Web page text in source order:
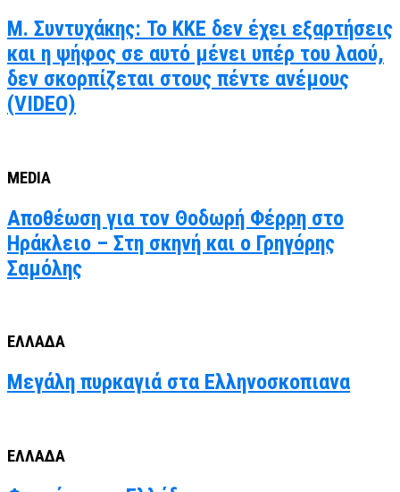
Μ. Συντυχάκης: Το ΚΚΕ δεν έχει εξαρτήσεις
και η ψήφος σε αυτό μένει υπέρ του λαού,
δεν σκορπίζεται στους πέντε ανέμους
(VIDEO)
MEDIA
Αποθέωση για τον Θοδωρή Φέρρη στο
Ηράκλειο – Στη σκηνή και ο Γρηγόρης
Σαμόλης
ΕΛΛΑΔΑ
Μεγάλη πυρκαγιά στα Ελληνοσκοπιανα
ΕΛΛΑΔΑ